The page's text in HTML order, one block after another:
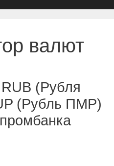
валют
(Рубля
(Рубль ПМР)